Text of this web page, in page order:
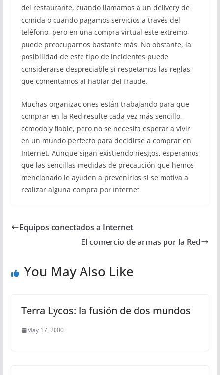
del restaurante, cuando llamamos a un delivery de
comida o cuando pagamos servicios a través del
teléfono, pero en una compra virtual este extremo
puede preocuparnos bastante más. No obstante, la
posibilidad de este tipo de incidentes puede
considerarse despreciable si respetamos las reglas
que comentamos al hablar del fraude.
Muchas organizaciones están trabajando para que
comprar en la Red resulte cada vez más sencillo,
cómodo y fiable, pero no se necesita esperar a vivir
en un mundo perfecto para decidirse a comprar en
Internet. Aunque sigan existiendo riesgos, esperamos
que las sencillas medidas de precaución que hemos
mencionado le ayuden a prevenirlos si se motiva a
realizar alguna compra por Internet
Equipos conectados a Internet
El comercio de armas por la Red
You May Also Like
Terra Lycos: la fusión de dos mundos
May 17, 2000